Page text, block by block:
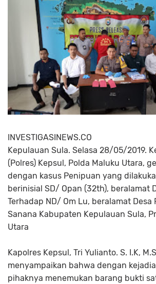
INVESTIGASINEWS.CO
Kepulauan Sula. Selasa 28/05/2019.
(Polres) Kepsul, Polda Maluku Utara,
dengan kasus Penipuan yang
berinisial SD/ Opan (32th), beralamat
Terhadap ND/ Om Lu, beralamat Desa
Sanana Kabupaten Kepulauan Sula,
Utara
Kapolres Kepsul, Tri Yulianto. S. I.K,
menyampaikan bahwa dengan
pihaknya menemukan barang bukti